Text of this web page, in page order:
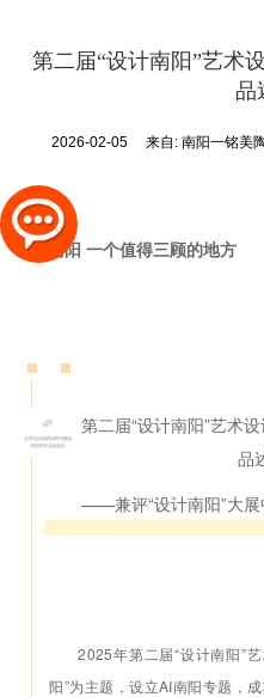
第二届“设计南阳”艺术
品
2026-02-05 来自: 南阳一铭美
南阳 一个值得三顾的地方
第二届“设计南阳”艺术
品
——兼评“设计南阳”大展
2025年第二届“设计南阳”
阳”为主题，设立AI南阳专题，